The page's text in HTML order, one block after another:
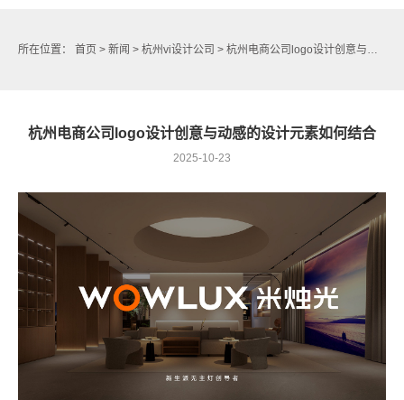
所在位置： 首页 > 新闻 > 杭州vi设计公司 > 杭州电商公司logo设计创意与动感的设计元素如何结合
杭州电商公司logo设计创意与动感的设计元素如何结合
2025-10-23